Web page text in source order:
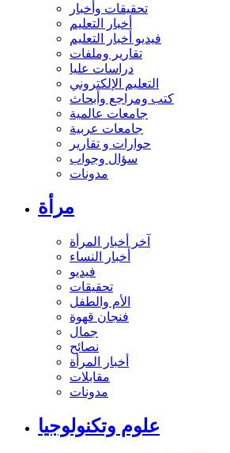
تحقيقات وأخبار
أخبار التعليم
فيديو أخبار التعليم
تقارير وملفات
دراسات عليا
التعليم الإلكتروني
كتب ومراجع وأبحاث
جامعات عالمية
جامعات عربية
حوارات و تقارير
سؤال وجواب
مدونات
مرأة
آخر أخبار المرأة
أخبار النساء
فيديو
تحقيقات
الأم والطفل
فنجان قهوة
جمال
نصائح
أخبار المرأة
مقابلات
مدونات
علوم وتكنولوجيا